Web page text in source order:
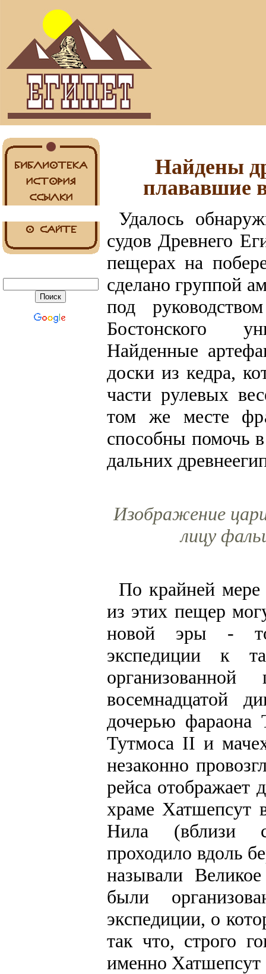
Найдены
плававшие
Удалось
судов Древнего
пещерах на
сделано группой
под
Бостонского
Найденные
доски из кедра,
части рулевых
том же месте
способны помочь
дальних
Изображение
лицу
По крайней мере
из этих пещер
новой эры - то
экспедиции к
восемнадцатой
дочерью фараона
Тутмоса II и
незаконно
рейса отображает
храме Хатшепсут
Нила (вблизи
проходило вдоль
называли
были
экспедиции, о
так что, строго
именно Хатшепсут